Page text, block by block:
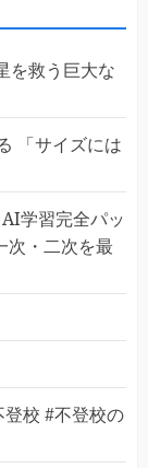
を救う巨大な
「サイズには
学習完全パッ
次・二次を最
校 #不登校の